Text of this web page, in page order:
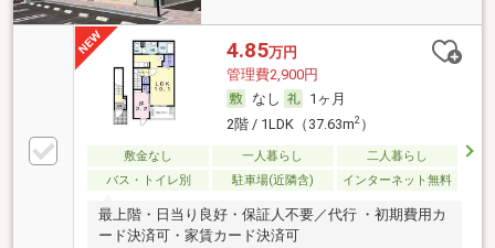
4.85万円
管理費2,900円
なし
1ヶ月
2階 / 1LDK（37.63m2）
敷金なし 一人暮らし
二人暮らし
バス・トイレ別
駐車場(近隣含) インターネット無料
最上階・日当り良好・保証人不要／代行 ・初期費用カ
ード決済可・家賃カード決済可